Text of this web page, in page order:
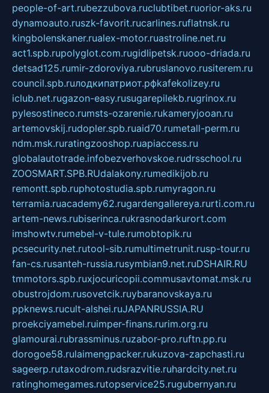
people-of-art.rubezzubova.ruclubtibet.ruorior-aks.ru
dynamoauto.ruszk-favorit.rucarlines.ruflatnsk.ru
kingbolenskaner.rualex-motor.ruastroline.net.ru
act1.spb.rupolyglot.com.rugidlipetsk.ruooo-driada.ru
detsad125.rumir-zdoroviya.rubruslanovo.rusiterem.ru
council.spb.ruлодкипатриот.рфkafekolizey.ru
iclub.net.rugazon-easy.rusugarepilekb.rugrinox.ru
pylesostineco.rumsts-ozarenie.rukameryjooan.ru
artemovskij.rudopler.spb.ruaid70.rumetall-perm.ru
ndm.msk.ruratingzooshop.ruapiaccess.ru
globalautotrade.infobezverhovskoe.rudrsschool.ru
ZOOSMART.SPB.RUdalakony.rumedikijob.ru
remontt.spb.ruphotostudia.spb.rumyragon.ru
terramia.ruacademy62.rugardengallereya.rurti.com.ru
artem-news.rubiserinca.rukrasnodarkurort.com
imshowtv.rumebel-v-tule.rumobtopik.ru
pcsecurity.net.rutool-sib.rumultimetrunit.rusp-tour.ru
fan-cs.rusanteh-russia.rusymbian9.net.ruDSHAIR.RU
tmmotors.spb.ruxjocuricopii.commusavtomat.msk.ru
obustrojdom.rusovetcik.ruybaranovskaya.ru
ppknews.rucult-alshei.ruJAPANRUSSIA.RU
proekciyamebel.ruimper-finans.rurim.org.ru
glamourai.rubrassminus.ruzabor-pro.ruftn.pp.ru
dorogoe58.rulaimengpacker.rukuzova-zapchasti.ru
sageerp.rutaxodrom.rudsrazvitie.ruhardcity.net.ru
ratinghomegames.rutopservice25.rugubernyan.ru